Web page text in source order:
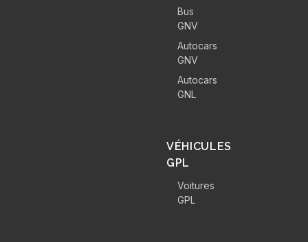
Bus
GNV
Autocars
GNV
Autocars
GNL
VÉHICULES
GPL
Voitures
GPL